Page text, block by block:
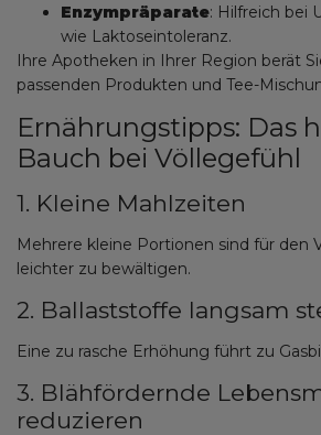
Enzympräparate: Hilfreich bei
wie Laktoseintoleranz.
Ihre Apotheken in Ihrer Region berät
passenden Produkten und Tee-
Ernährungstipps: Das
Bauch bei Völlegefühl
1. Kleine Mahlzeiten
Mehrere kleine Portionen sind für den
leichter zu bewältigen.
2. Ballaststoffe langsam
Eine zu rasche Erhöhung führt zu
3. Blähfördernde
reduzieren